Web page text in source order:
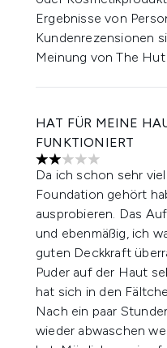
Ergebnisse von
Kundenrezensionen
Meinung von The
HAT FÜR MEINE
FUNKTIONIERT
2 stars out of a
Da ich schon sehr
Foundation gehört
ausprobieren. Das
und ebenmäßig, ich
guten Deckkraft
Puder auf der Haut
hat sich in den
Nach ein paar
wieder abwaschen